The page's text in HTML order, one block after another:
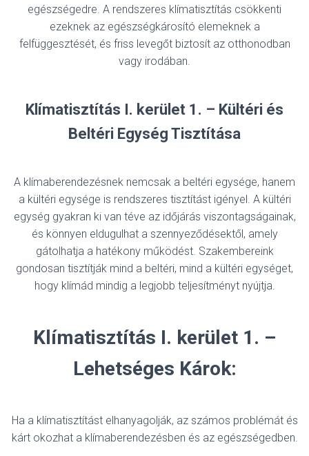
egészségedre. A rendszeres klímatisztítás csökkenti
ezeknek az egészségkárosító elemeknek a
felfüggesztését, és friss levegőt biztosít az otthonodban
vagy irodában.
Klímatisztítás I. kerület 1. – Kültéri és
Beltéri Egység Tisztítása
A klímaberendezésnek nemcsak a beltéri egysége, hanem
a kültéri egysége is rendszeres tisztítást igényel. A kültéri
egység gyakran ki van téve az időjárás viszontagságainak,
és könnyen eldugulhat a szennyeződésektől, amely
gátolhatja a hatékony működést. Szakembereink
gondosan tisztítják mind a beltéri, mind a kültéri egységet,
hogy klímád mindig a legjobb teljesítményt nyújtja.
Klímatisztítás I. kerület 1. –
Lehetséges Károk:
Ha a klímatisztítást elhanyagolják, az számos problémát és
kárt okozhat a klímaberendezésben és az egészségedben.